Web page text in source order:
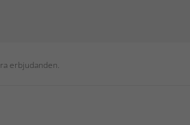
erbjudanden.